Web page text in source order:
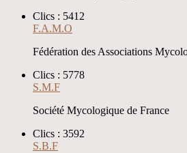
Clics : 5412
F.A.M.O
Fédération des Associations
Clics : 5778
S.M.F
Société Mycologique de France
Clics : 3592
S.B.F